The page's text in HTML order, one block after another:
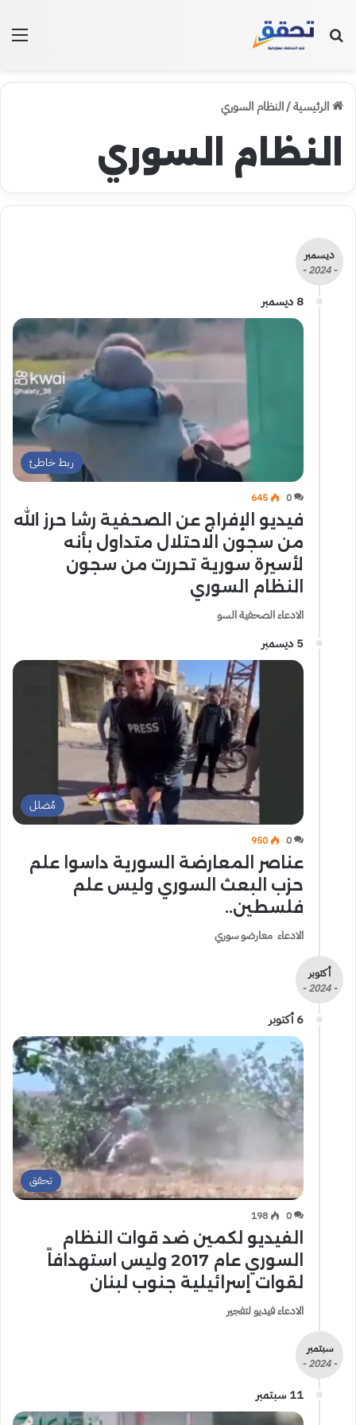
بحث عن
الرئيسية/النظام السوري
النظام السوري
ديسمبر
- 2024 -
8 ديسمبر
ربط خاطئ
0
645
فيديو الإفراج عن الصحفية رشا حرز الله
من سجون الاحتلال متداول بأنه
لأسيرة سورية تحررت من سجون
النظام السوري
الادعاء الصحفية السو
5 ديسمبر
مُضلل
0
950
عناصر المعارضة السورية داسوا علم
حزب البعث السوري وليس علم
فلسطين..
الادعاء معارضو سوري
أكتوبر
- 2024 -
6 أكتوبر
تحقق
0
198
الفيديو لكمين ضد قوات النظام
السوري عام 2017 وليس استهدافاً
لقوات إسرائيلية جنوب لبنان
الادعاء فيديو لتفجير
سبتمبر
- 2024 -
11 سبتمبر